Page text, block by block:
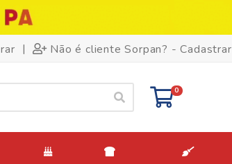
| Não é cliente Sorpan? - Cadastrar
0